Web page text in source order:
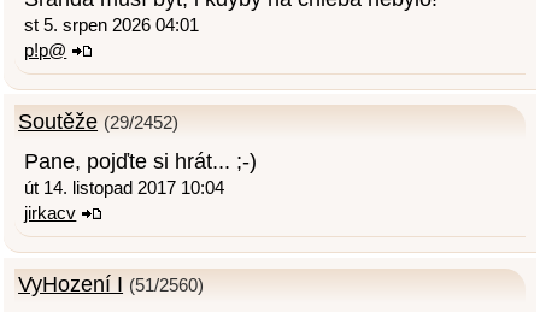
st 5. srpen 2026 04:01
p!p@
Soutěže (29/2452)
Pane, pojďte si hrát... ;-)
út 14. listopad 2017 10:04
jirkacv
VyHození I (51/2560)